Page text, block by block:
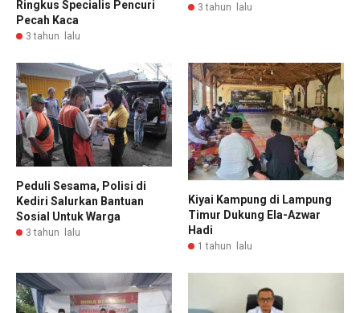
Ringkus Specialis Pencuri
Pecah Kaca
3 tahun lalu
3 tahun lalu
Peduli Sesama, Polisi di
Kediri Salurkan Bantuan
Sosial Untuk Warga
3 tahun lalu
Kiyai Kampung di Lampung
Timur Dukung Ela-Azwar
Hadi
1 tahun lalu